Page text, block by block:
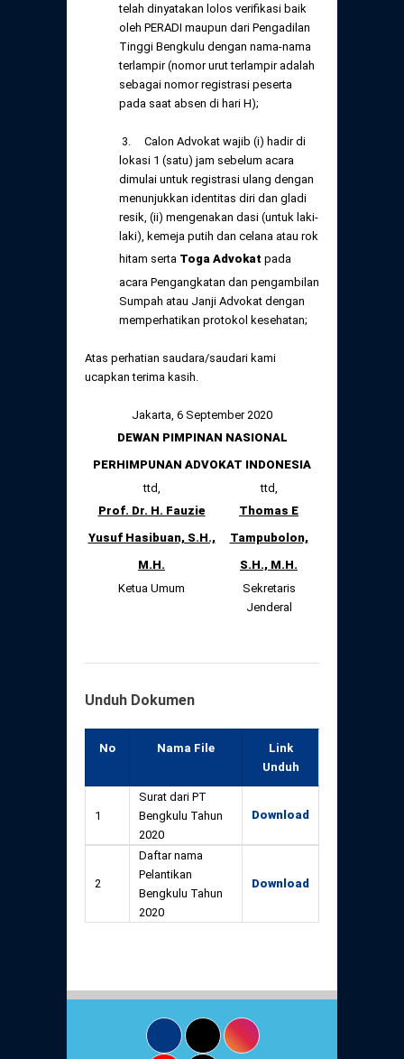
telah dinyatakan lolos verifikasi baik
oleh PERADI maupun dari Pengadilan
Tinggi Bengkulu dengan nama-nama
terlampir (nomor urut terlampir adalah
sebagai nomor registrasi peserta
pada saat absen di hari H);
3. Calon Advokat wajib (i) hadir di
lokasi 1 (satu) jam sebelum acara
dimulai untuk registrasi ulang dengan
menunjukkan identitas diri dan gladi
resik, (ii) mengenakan dasi (untuk laki-
laki), kemeja putih dan celana atau rok
hitam serta Toga Advokat pada
acara Pengangkatan dan pengambilan
Sumpah atau Janji Advokat dengan
memperhatikan protokol kesehatan;
Atas perhatian saudara/saudari kami
ucapkan terima kasih.
Jakarta, 6 September 2020
DEWAN PIMPINAN NASIONAL
PERHIMPUNAN ADVOKAT INDONESIA
ttd,
ttd,
Prof. Dr. H. Fauzie
Yusuf Hasibuan, S.H.,
M.H.
Thomas E
Tampubolon,
S.H., M.H.
Ketua Umum
Sekretaris
Jenderal
Unduh Dokumen
No Nama File
Link
Unduh
1
Surat dari PT
Bengkulu Tahun
2020
Download
2
Daftar nama
Pelantikan
Bengkulu Tahun
2020
Download